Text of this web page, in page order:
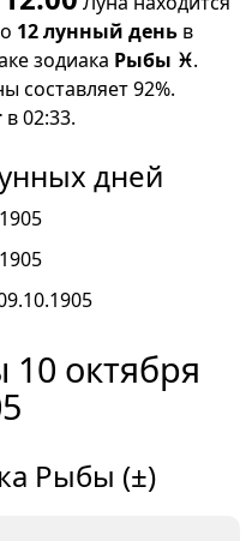
12 лунный день в
зодиака Рыбы ♓.
составляет 92%.
в 02:33.
дней
октября
Рыбы (±)